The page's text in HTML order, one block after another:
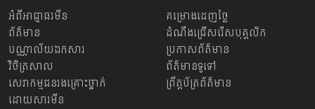
អំពីអាជ្ញាធរមីន
ព័ត៌មាន
បណ្ណាល័យឯកសារ
វិចិត្រសាល
សេវាកម្មជនរងគ្រោះថ្នាក់
ដោយសារមីន
គម្រោងដេញថ្លៃ
ដំណឹងជ្រើសរើសបុគ្គលិក
ប្រកាសព័ត៌មាន
ព័ត៌មានទូទៅ
ព្រឹត្តប័ត្រព័ត៌មាន